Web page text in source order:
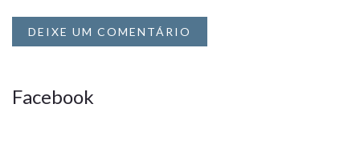
DEIXE UM COMENTÁRIO
Facebook